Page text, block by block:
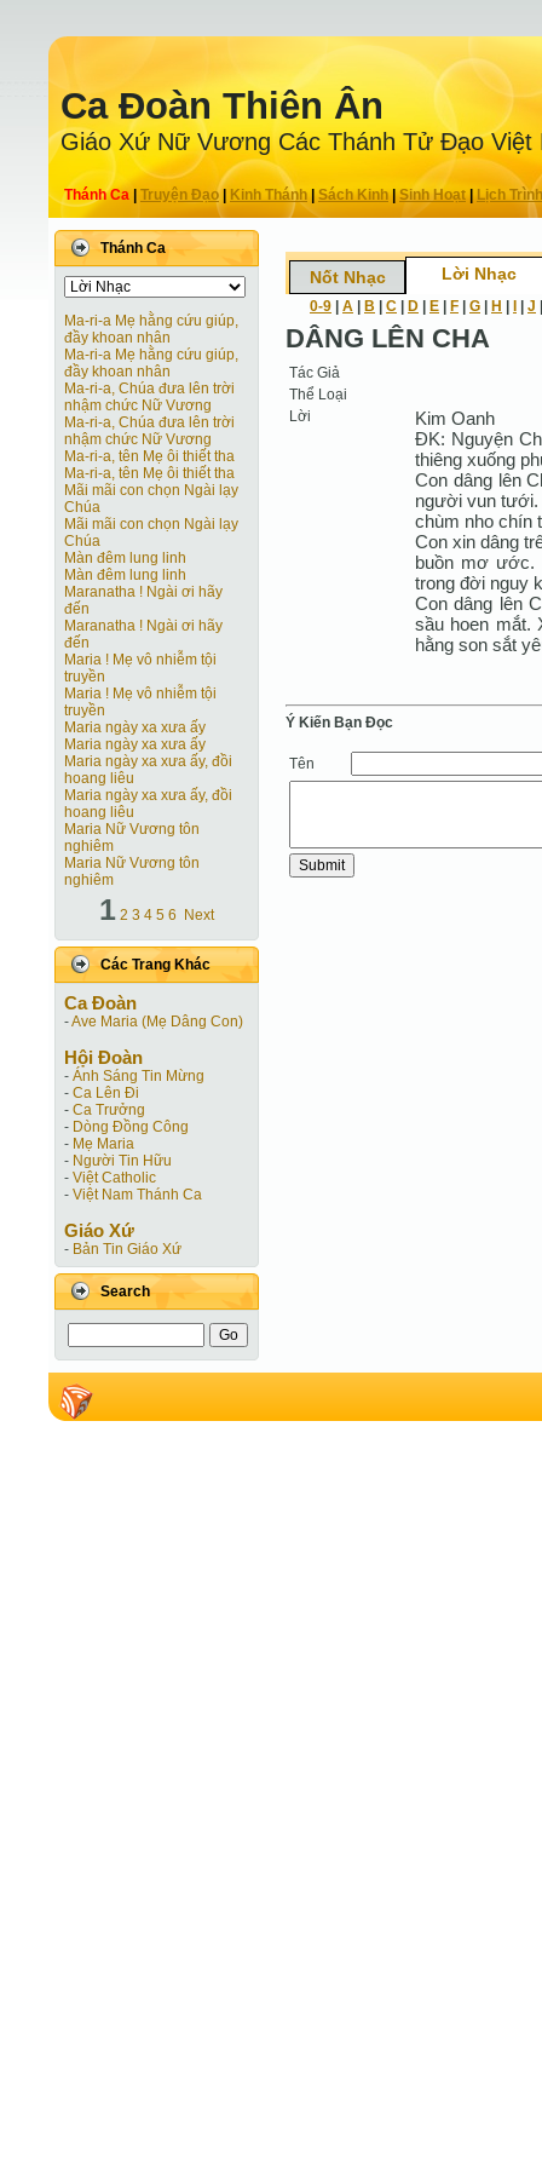
Ca Ðoàn Thiên Ân
Giáo Xứ Nữ Vương Các Thánh Tử Ðạo Việt
Thánh Ca Truyện Ðạo| Kinh Thánh Sách Kinh|Sinh Hoạt| Lịch Trình
Thánh Ca
Ma-ri-a Mẹ hằng cứu giúp,
đầy khoan nhân
Ma-ri-a Mẹ hằng cứu giúp,
đầy khoan nhân
Ma-ri-a, Chúa đưa lên trời
nhậm chức Nữ Vương
Ma-ri-a, Chúa đưa lên trời
nhậm chức Nữ Vương
Ma-ri-a, tên Mẹ ôi thiết tha
Ma-ri-a, tên Mẹ ôi thiết tha
Mãi mãi con chọn Ngài lạy
Chúa
Mãi mãi con chọn Ngài lạy
Chúa
Màn đêm lung linh
Màn đêm lung linh
Maranatha ! Ngài ơi hãy
đến
Maranatha ! Ngài ơi hãy
đến
Maria ! Mẹ vô nhiễm tội
truyền
Maria ! Mẹ vô nhiễm tội
truyền
Maria ngày xa xưa ấy
Maria ngày xa xưa ấy
Maria ngày xa xưa ấy, đồi
hoang liêu
Maria ngày xa xưa ấy, đồi
hoang liêu
Maria Nữ Vương tôn
nghiêm
Maria Nữ Vương tôn
nghiêm
1 2 3 4 5 6 Next
Các Trang Khác
Ca Ðoàn
-Ave Maria (Mẹ Dâng Con)
Hội Ðoàn
- Ánh Sáng Tin Mừng
- Ca Lên Đi
- Ca Trưởng
- Dòng Đồng Công
- Mẹ Maria
- Người Tin Hữu
- Việt Catholic
- Việt Nam Thánh Ca
Giáo Xứ
- Bản Tin Giáo Xứ
Search
Nốt Nhạc Lời Nhạc
0-9 A B C D E F G H J
DÂNG LÊN CHA
Tác Giả
Thể Loại
Lời
Kim Oanh
ĐK: Nguyện
thiêng xuống
Con dâng lên
người vun tưới.
chùm nho chín
Con xin dâng
buồn mơ ước.
trong đời nguy
Con dâng lên
sầu hoen mắt.
hằng son sắt
Ý Kiến Bạn Ðọc
Tên